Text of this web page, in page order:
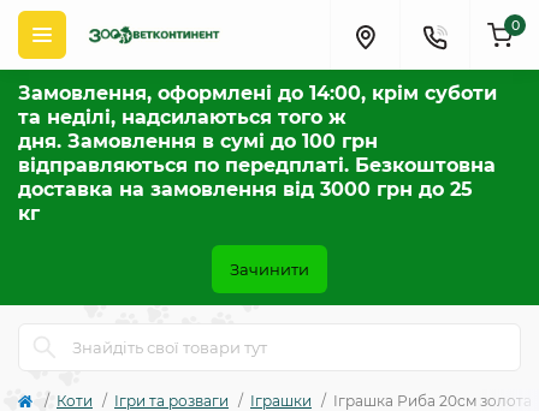
Замовлення, оформлені до 14:00, крім суботи
та неділі, надсилаються того ж
дня. Замовлення в сумі до 100 грн
відправляються по передплаті. Безкоштовна
доставка на замовлення від 3000 грн до 25
кг
Зачинити
0
Коти Ігри та розваги Іграшки Іграшка Риба 20см золота